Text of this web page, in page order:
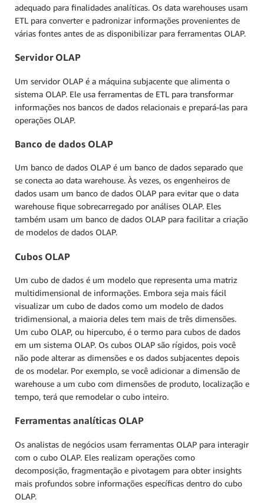
adequado para finalidades analíticas. Os data warehouses usam
ETL para converter e padronizar informações provenientes de
várias fontes antes de as disponibilizar para ferramentas OLAP.
Servidor OLAP
Um servidor OLAP é a máquina subjacente que alimenta o
sistema OLAP. Ele usa ferramentas de ETL para transformar
informações nos bancos de dados relacionais e prepará-las para
operações OLAP.
Banco de dados OLAP
Um banco de dados OLAP é um banco de dados separado que
se conecta ao data warehouse. Às vezes, os engenheiros de
dados usam um banco de dados OLAP para evitar que o data
warehouse fique sobrecarregado por análises OLAP. Eles
também usam um banco de dados OLAP para facilitar a criação
de modelos de dados OLAP.
Cubos OLAP
Um cubo de dados é um modelo que representa uma matriz
multidimensional de informações. Embora seja mais fácil
visualizar um cubo de dados como um modelo de dados
tridimensional, a maioria deles tem mais de três dimensões.
Um cubo OLAP, ou hipercubo, é o termo para cubos de dados
em um sistema OLAP. Os cubos OLAP são rígidos, pois você
não pode alterar as dimensões e os dados subjacentes depois
de os modelar. Por exemplo, se você adicionar a dimensão de
warehouse a um cubo com dimensões de produto, localização e
tempo, terá que remodelar o cubo inteiro.
Ferramentas analíticas OLAP
Os analistas de negócios usam ferramentas OLAP para interagir
com o cubo OLAP. Eles realizam operações como
decomposição, fragmentação e pivotagem para obter insights
mais profundos sobre informações específicas dentro do cubo
OLAP.